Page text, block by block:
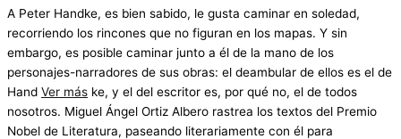
A Peter Handke, es bien sabido, le gusta caminar en soledad,
recorriendo los rincones que no figuran en los mapas. Y sin
embargo, es posible caminar junto a él de la mano de los
personajes-narradores de sus obras: el deambular de ellos es el de
Hand Ver más ke, y el del escritor es, por qué no, el de todos
nosotros. Miguel Ángel Ortiz Albero rastrea los textos del Premio
Nobel de Literatura, paseando literariamente con él para